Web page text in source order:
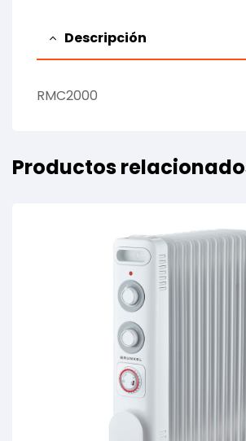
Descripción
RMC2000
Productos